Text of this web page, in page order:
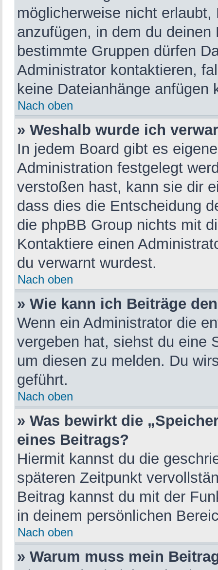
möglicherweise nicht
anzufügen, in dem du
bestimmte Gruppen dürfen
Administrator kontaktieren,
keine Dateianhänge anfügen
Nach oben
» Weshalb wurde ich
In jedem Board gibt es
Administration festgelegt
verstoßen hast, kann sie dir
dass dies die Entscheidung
die phpBB Group nichts mit
Kontaktiere einen
du verwarnt wurdest.
Nach oben
» Wie kann ich Beiträge
Wenn ein Administrator die
vergeben hat, siehst du eine
um diesen zu melden. Du
geführt.
Nach oben
» Was bewirkt die
eines Beitrags?
Hiermit kannst du die
späteren Zeitpunkt
Beitrag kannst du mit der
in deinem persönlichen
Nach oben
» Warum muss mein